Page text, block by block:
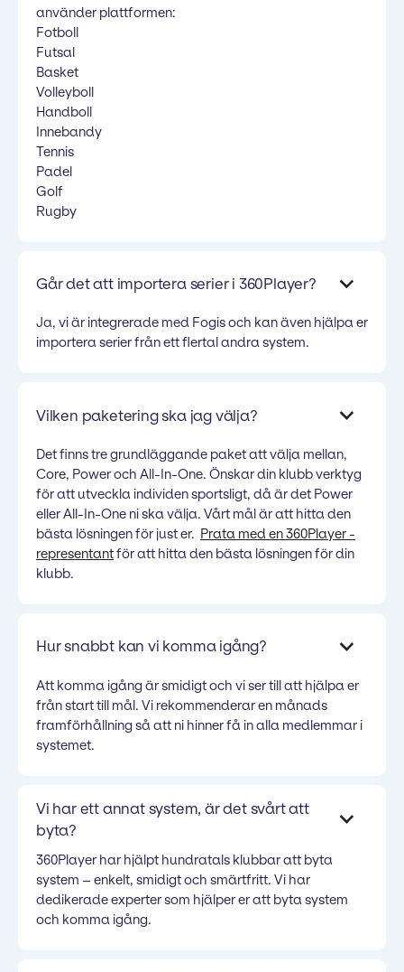
använder plattformen:
Fotboll
Futsal
Basket
Volleyboll
Handboll
Innebandy
Tennis
Padel
Golf
Rugby
Går det att importera serier i 360Player?
Ja, vi är integrerade med Fogis och kan även hjälpa er
importera serier från ett flertal andra system.
Vilken paketering ska jag välja?
Det finns tre grundläggande paket att välja mellan,
Core, Power och All-In-One. Önskar din klubb verktyg
för att utveckla individen sportsligt, då är det Power
eller All-In-One ni ska välja. Vårt mål är att hitta den
bästa lösningen för just er. Prata med en 360Player -
representantför att hitta den bästa lösningen för din
klubb.
Hur snabbt kan vi komma igång?
Att komma igång är smidigt och vi ser till att hjälpa er
från start till mål. Vi rekommenderar en månads
framförhållning så att ni hinner få in alla medlemmar i
systemet.
Vi har ett annat system, är det svårt att
byta?
360Player har hjälpt hundratals klubbar att byta
system – enkelt, smidigt och smärtfritt. Vi har
dedikerade experter som hjälper er att byta system
och komma igång.